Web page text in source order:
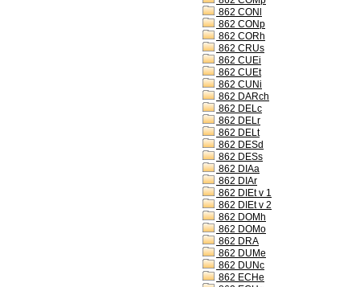
862 CONl
862 CONp
862 CORh
862 CRUs
862 CUEi
862 CUEt
862 CUNi
862 DARch
862 DELc
862 DELr
862 DELt
862 DESd
862 DESs
862 DIAa
862 DIAr
862 DIEt v 1
862 DIEt v 2
862 DOMh
862 DOMo
862 DRA
862 DUMe
862 DUNc
862 ECHe